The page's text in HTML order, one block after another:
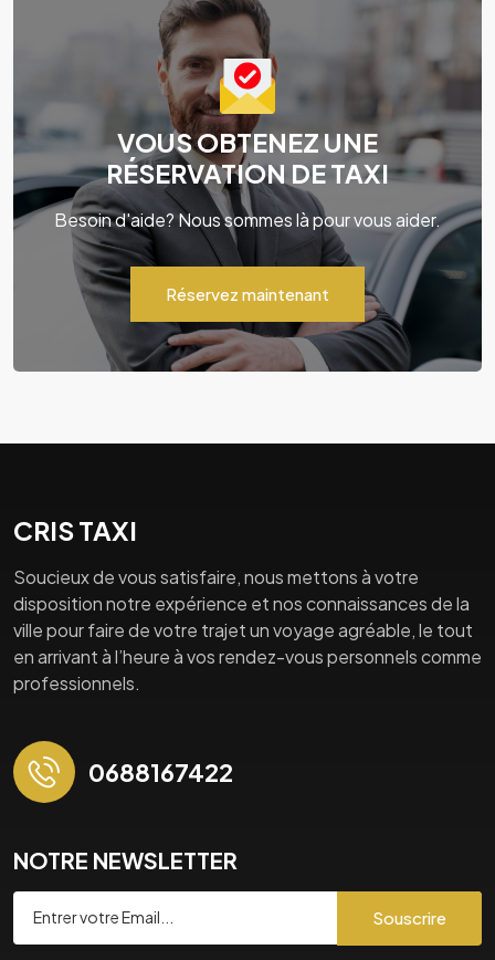
VOUS OBTENEZ UNE
RÉSERVATION DE TAXI
Besoin d'aide? Nous sommes là pour vous aider.
Réservez maintenant
CRIS TAXI
Soucieux de vous satisfaire, nous mettons à votre
disposition notre expérience et nos connaissances de la
ville pour faire de votre trajet un voyage agréable, le tout
en arrivant à l’heure à vos rendez-vous personnels comme
professionnels.
0688167422
NOTRE NEWSLETTER
Souscrire